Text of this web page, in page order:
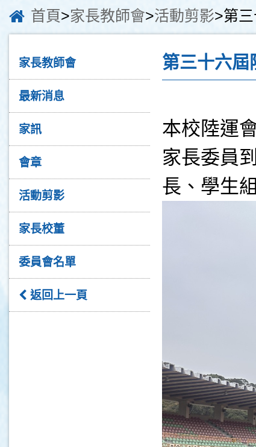
首頁>家長教師會>活動剪影>第
家長教師會
最新消息
家訊
會章
活動剪影
家長校董
委員會名單
返回上一頁
第三十六屆
本校陸運
家長委員
長、學生